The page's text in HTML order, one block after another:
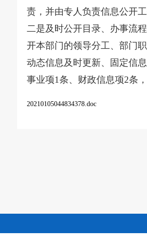
责，并由专人负责信息公开
二是及时公开目录、办事流
开本部门的领导分工、部门
动态信息及时更新、固定信息
事业项1条、 财政信息项2条
20210105044834378.doc